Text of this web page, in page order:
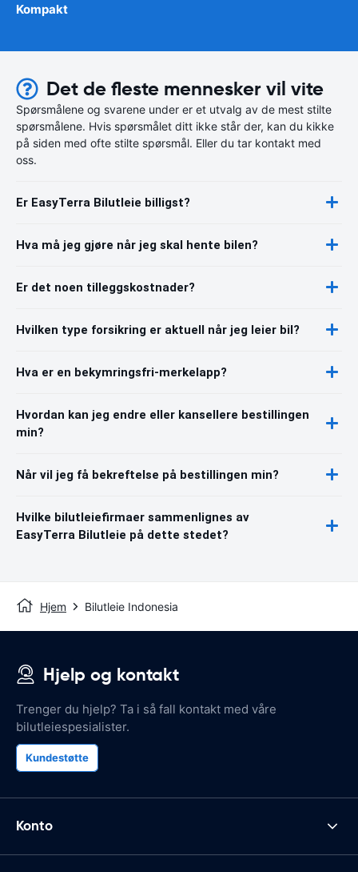
Kompakt
Det de fleste mennesker vil vite
Spørsmålene og svarene under er et utvalg av de mest stilte
spørsmålene. Hvis spørsmålet ditt ikke står der, kan du kikke
på siden med ofte stilte spørsmål. Eller du tar kontakt med
oss.
Er EasyTerra Bilutleie billigst?
Hva må jeg gjøre når jeg skal hente bilen?
Er det noen tilleggskostnader?
Hvilken type forsikring er aktuell når jeg leier bil?
Hva er en bekymringsfri-merkelapp?
Hvordan kan jeg endre eller kansellere bestillingen
min?
Når vil jeg få bekreftelse på bestillingen min?
Hvilke bilutleiefirmaer sammenlignes av
EasyTerra Bilutleie på dette stedet?
Hjem Bilutleie Indonesia
Hjelp og kontakt
Trenger du hjelp? Ta i så fall kontakt med våre
bilutleiespesialister.
Kundestøtte
Konto